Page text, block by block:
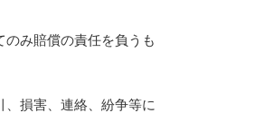
み賠償の責任を負うも
損害、連絡、紛争等に